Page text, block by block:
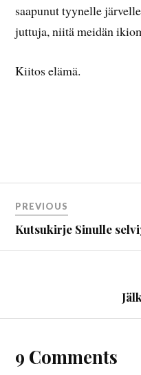
saapunut tyynelle
juttuja, niitä meidän
Kiitos elämä.
PREVIOUS
Kutsukirje Sinulle
9 Comments